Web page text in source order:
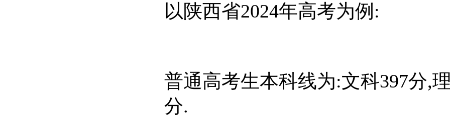
以陕西省2024年高考为例:
普通高考生本科线为:文科397分,
分.